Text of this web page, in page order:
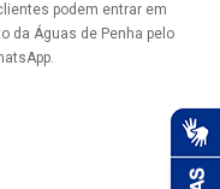
podem entrar em
da Águas de Penha pelo